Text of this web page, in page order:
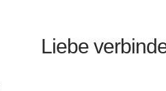
Liebe